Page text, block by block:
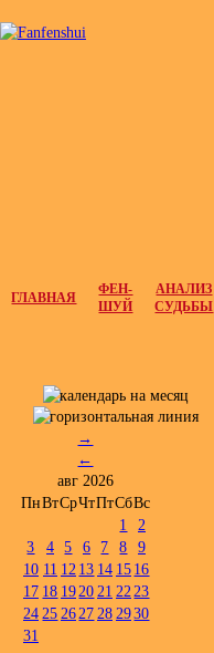
ГЛАВНАЯ
ФЕН-
ШУЙ
АНАЛИЗ
СУДЬБЫ
→
←
авг 2026
ПнВтСрЧтПтСбВс
1
2
3
4 5 6 7 8
9
10 11 12 13 14 15 16
17 18 1920 21 2223
24 25 2627 28 2930
31